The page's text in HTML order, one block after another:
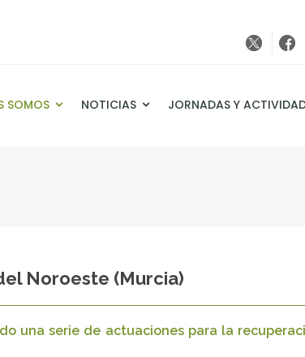
SOMOS NOTICIAS JORNADAS Y
Noroeste (Murcia)
una serie de actuaciones para la